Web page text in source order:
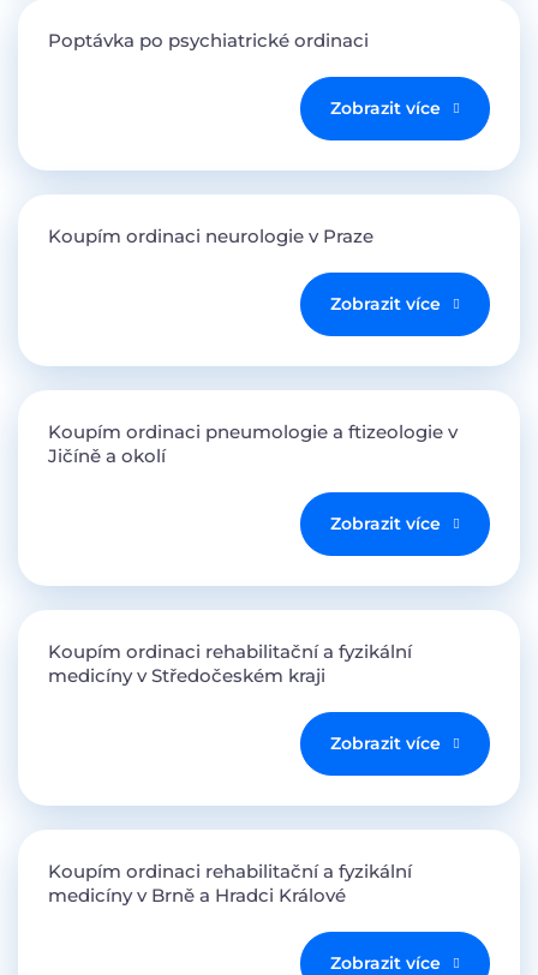
Poptávka po psychiatrické ordinaci
Zobrazit více
Koupím ordinaci neurologie v Praze
Zobrazit více
Koupím ordinaci pneumologie a ftizeologie v
Jičíně a okolí
Zobrazit více
Koupím ordinaci rehabilitační a fyzikální
medicíny v Středočeském kraji
Zobrazit více
Koupím ordinaci rehabilitační a fyzikální
medicíny v Brně a Hradci Králové
Zobrazit více